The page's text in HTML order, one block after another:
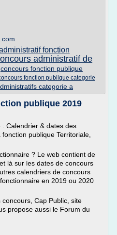
fonction
administratif de
concours fonction publique
fonction publique categorie
categorie a
publique 2019
Calendrier & dates des
publique Territoriale,
? Le web contient de
là sur les dates de concours
calendriers de concours
en 2019 ou 2020
Cap Public, site
propose aussi le Forum du